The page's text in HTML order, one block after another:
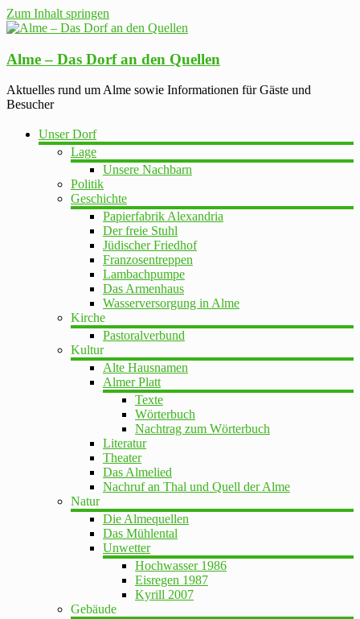
Zum Inhalt springen
Alme – Das Dorf an den Quellen
Aktuelles rund um Alme sowie Informationen für Gäste und
Besucher
Unser Dorf
Lage
Unsere Nachbarn
Politik
Geschichte
Papierfabrik Alexandria
Der freie Stuhl
Jüdischer Friedhof
Franzosentreppen
Lambachpumpe
Das Armenhaus
Wasserversorgung in Alme
Kirche
Pastoralverbund
Kultur
Alte Hausnamen
Almer Platt
Texte
Wörterbuch
Nachtrag zum Wörterbuch
Literatur
Theater
Das Almelied
Nachruf an Thal und Quell der Alme
Natur
Die Almequellen
Das Mühlental
Unwetter
Hochwasser 1986
Eisregen 1987
Kyrill 2007
Gebäude